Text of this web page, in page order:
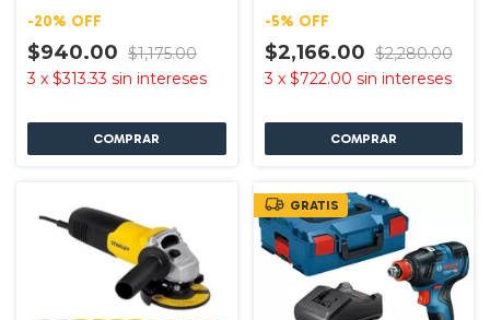
-20% OFF
$940.00 $1,175.00
3 x $313.33 sin intereses
-5% OFF
$2,166.00 $2,280.00
3 x $722.00 sin intereses
GRATIS